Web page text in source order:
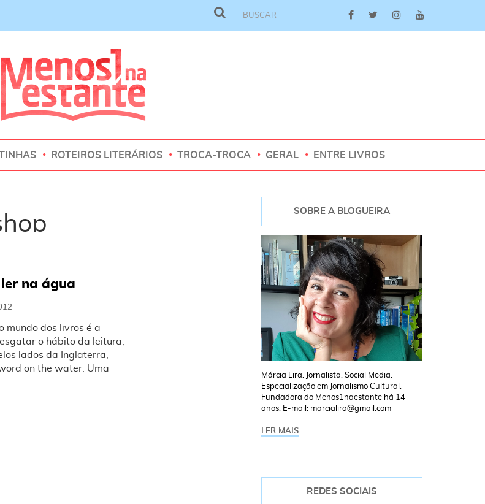
ROTEIROS LITERÁRIOS TROCA-TROCA GERAL ENTRE LIVROS
na água
mundo dos livros é a
o hábito da leitura,
lados da Inglaterra,
on the water. Uma
SOBRE A BLOGUEIRA
Márcia Lira. Jornalista. Social Media.
Especialização em Jornalismo Cultural.
Fundadora do Menos1naestante há 14
anos. E-mail: marcialira@gmail.com
LER MAIS
REDES SOCIAIS